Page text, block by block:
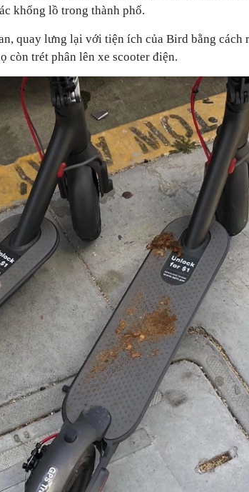
khổng lồ trong thành phố.
quay lưng lại với tiện ích của Bird bằng cách
còn trét phân lên xe scooter điện.